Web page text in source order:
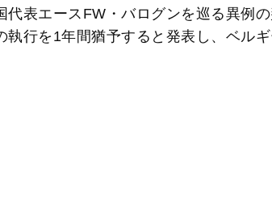
代表エースFW・バログンを巡る異例
執行を1年間猶予すると発表し、ベル